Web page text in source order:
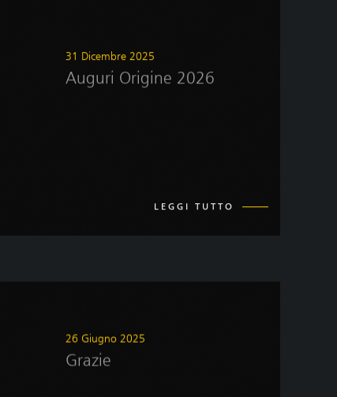
31 Dicembre 2025
Auguri Origine 2026
LEGGI TUTTO
26 Giugno 2025
Grazie